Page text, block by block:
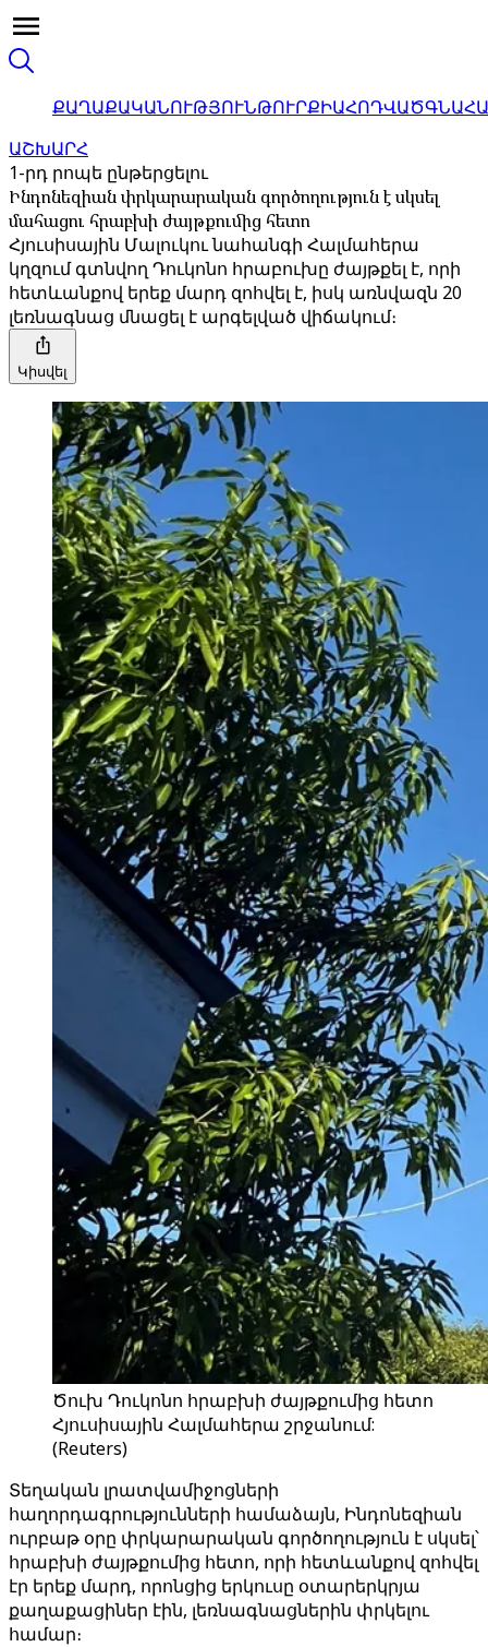
ՔԱՂԱՔԱԿԱՆՈՒԹՅՈՒՆԹՈՒՐՔԻԱՀՈԴՎԱԾ
ԱՇԽԱՐՀ
1-րդ րոպե ընթերցելու
Ինդոնեզիան փրկարարական գործողություն է սկսել
մահացու հրաբխի ժայթքումից հետո
Հյուսիսային Մալուկու նահանգի Հալմահերա
կղզում գտնվող Դուկոնո հրաբուխը ժայթքել է, որի
հետևանքով երեք մարդ զոհվել է, իսկ առնվազն 20
լեռնագնաց մնացել է արգելված վիճակում։
Կիսվել
Ծուխ Դուկոնո հրաբխի ժայթքումից հետո
Հյուսիսային Հալմահերա շրջանում:
(Reuters)
Տեղական լրատվամիջոցների
հաղորդագրությունների համաձայն, Ինդոնեզիան
ուրբաթ օրը փրկարարական գործողություն է սկսել՝
հրաբխի ժայթքումից հետո, որի հետևանքով զոհվել
էր երեք մարդ, որոնցից երկուսը օտարերկրյա
քաղաքացիներ էին, լեռնագնացներին փրկելու
համար։